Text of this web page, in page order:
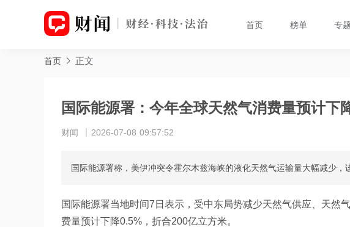
首页 榜单 专题
首页 正文
国际能源署：今年全球天然气消费量预计下
财闻 2026-07-08 09:57:52
国际能源署称，美伊冲突令霍尔木兹海峡的液化天然气运输量大幅减少，
国际能源署当地时间7日表示，受中东局势减少天然气供应、天然
费量预计下降0.5%，折合200亿立方米。